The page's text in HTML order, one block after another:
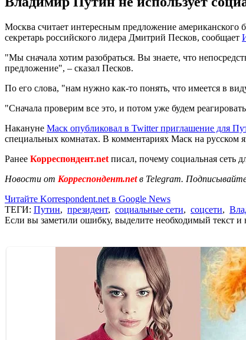
Москва считает интересным предложение
секретарь российского лидера Дмитрий Песков, сообщает
"Мы сначала хотим разобраться. Вы знаете, что
предложение", – сказал Песков.
По его слова, "нам нужно как-то понять, что имеется в
"Сначала проверим все это, и потом уже будем
Накануне Маск опубликовал в Twitter приглашение для
специальных комнатах. В комментариях Маск на
Ранее Корреспондент.net писал, почему социальная сеть
Новости от Корреспондент.netв Telegram.
Читайте Korrespondent.net в Google News
ТЕГИ: Путин, президент, социальные сети, соцсети,
Если вы заметили ошибку, выделите необходимый текст